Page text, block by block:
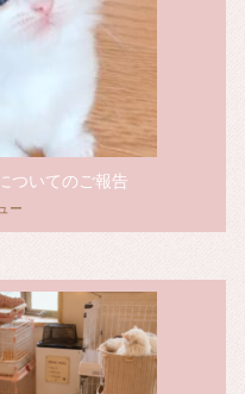
ついてのご報告
ー